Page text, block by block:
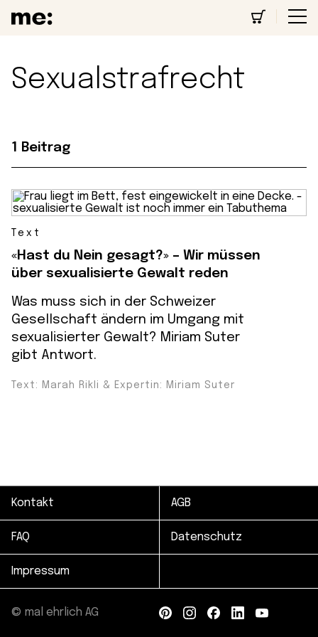
Sexualstrafrecht
1 Beitrag
Text
«Hast du Nein gesagt?» – Wir müssen
über sexualisierte Gewalt reden
Was muss sich in der Schweizer
Gesellschaft ändern im Umgang mit
sexualisierter Gewalt? Miriam Suter
gibt Antwort.
Text: Marah Rikli & Expertin: Miriam Suter
Kontakt AGB
FAQ Datenschutz
Impressum
© mal ehrlich AG